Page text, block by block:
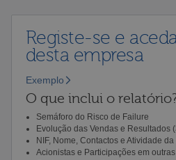
Registe-se e
desta empresa
Exemplo
O que inclui o
Semáforo do Risco de Failure
Evolução das Vendas e Resultados
NIF, Nome, Contactos e Atividade
Acionistas e Participações em